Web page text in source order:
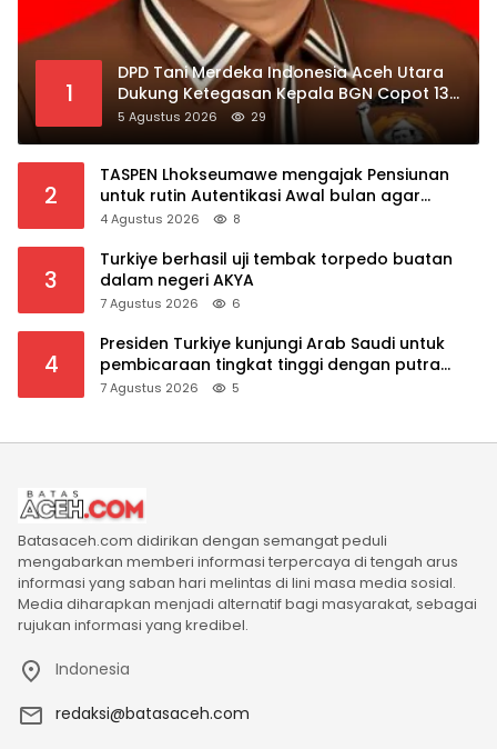
1
DPD Tani Merdeka Indonesia Aceh Utara
Dukung Ketegasan Kepala BGN Copot 137
Kepala SPPG
5 Agustus 2026 29
2
TASPEN Lhokseumawe mengajak Pensiunan
untuk rutin Autentikasi Awal bulan agar
Manfaat Pensiun tetap Lancar
4 Agustus 2026 8
3
Turkiye berhasil uji tembak torpedo buatan
dalam negeri AKYA
7 Agustus 2026 6
4
Presiden Turkiye kunjungi Arab Saudi untuk
pembicaraan tingkat tinggi dengan putra
mahkota Saudi dan PM Pakistan
7 Agustus 2026 5
Batasaceh.com didirikan dengan semangat peduli
mengabarkan memberi informasi terpercaya di tengah arus
informasi yang saban hari melintas di lini masa media sosial.
Media diharapkan menjadi alternatif bagi masyarakat, sebagai
rujukan informasi yang kredibel.
Indonesia
redaksi@batasaceh.com